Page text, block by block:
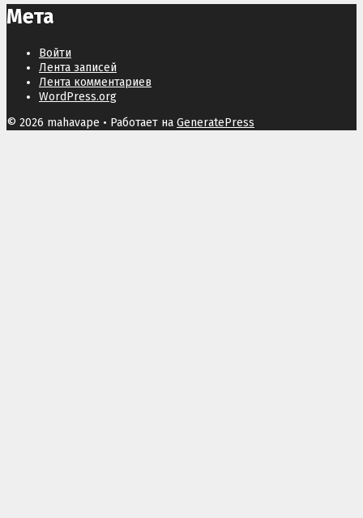
Мета
Войти
Лента записей
Лента комментариев
WordPress.org
© 2026 mahavape • Работает на GeneratePress